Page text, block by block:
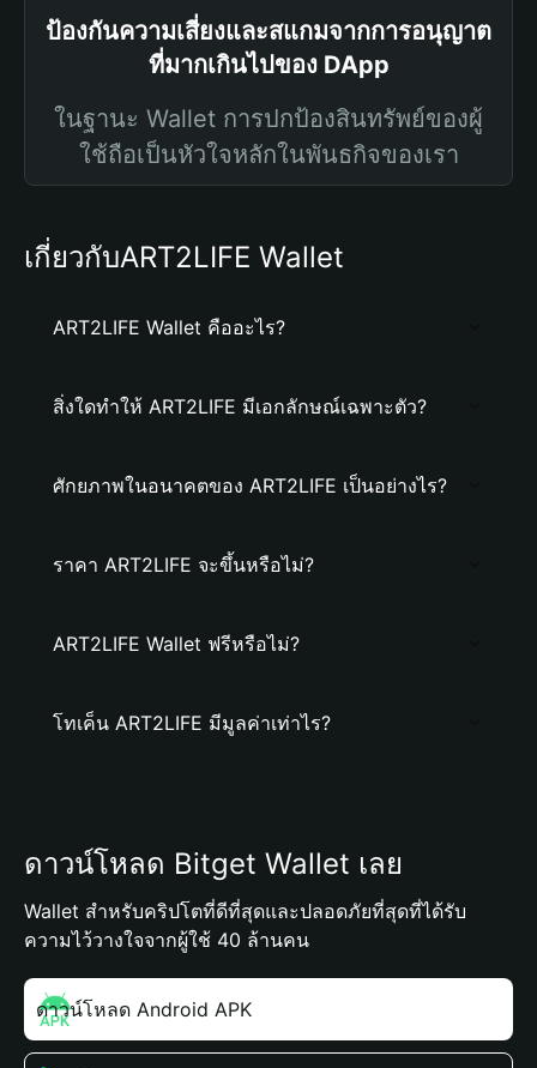
ป้องกันความเสี่ยงและสแกมจากการอนุญาต
ที่มากเกินไปของ DApp
ในฐานะ Wallet การปกป้องสินทรัพย์ของผู้
ใช้ถือเป็นหัวใจหลักในพันธกิจของเรา
เกี่ยวกับART2LIFE Wallet
ART2LIFE Wallet คืออะไร?
สิ่งใดทำให้ ART2LIFE มีเอกลักษณ์เฉพาะตัว?
ศักยภาพในอนาคตของ ART2LIFE เป็นอย่างไร?
ราคา ART2LIFE จะขึ้นหรือไม่?
ART2LIFE Wallet ฟรีหรือไม่?
โทเค็น ART2LIFE มีมูลค่าเท่าไร?
ดาวน์โหลด Bitget Wallet เลย
Wallet สำหรับคริปโตที่ดีที่สุดและปลอดภัยที่สุดที่ได้รับ
ความไว้วางใจจากผู้ใช้ 40 ล้านคน
ดาวน์โหลด Android APK